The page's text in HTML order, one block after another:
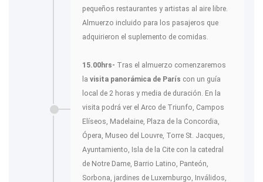
pequeños restaurantes y artistas al aire libre.
Almuerzo incluido para los pasajeros que
adquirieron el suplemento de comidas.
15.00hrs- Tras el almuerzo comenzaremos
la visita panorámica de París con un guía
local de 2 horas y media de duración. En la
visita podrá ver el Arco de Triunfo, Campos
Elíseos, Madelaine, Plaza de la Concordia,
Ópera, Museo del Louvre, Torre St. Jacques,
Ayuntamiento, Isla de la Cite con la catedral
de Notre Dame, Barrio Latino, Panteón,
Sorbona, jardines de Luxemburgo, Inválidos,